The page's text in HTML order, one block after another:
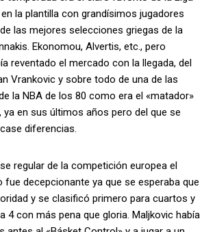
la plantilla con grandísimos jugadores
las mejores selecciones griegas de la
Ekonomou, Alvertis, etc., pero
reventado el mercado con la llegada, del
Vrankovic y sobre todo de una de las
la NBA de los 80 como era el «matador»
ya en sus últimos años pero del que se
diferencias.
regular de la competición europea el
fue decepcionante ya que se esperaba que
y se clasificó primero para cuartos y
4 con más pena que gloria. Maljkovic había